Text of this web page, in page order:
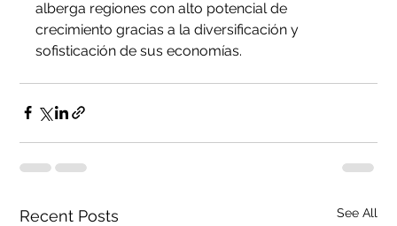
alberga regiones con alto potencial de
crecimiento gracias a la diversificación y
sofisticación de sus economías.
Recent Posts See All